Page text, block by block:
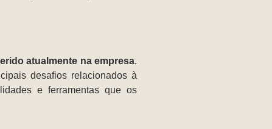
atualmente na empresa.
desafios relacionados à
e ferramentas que os